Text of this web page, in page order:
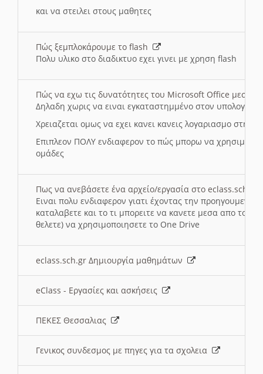
και να στειλει στους μαθητες
Πώς ξεμπλοκάρουμε το flash
Πολυ υλικο στο διαδικτυο εχει γινει με χρηση flash
Πώς να εχω τις δυνατότητες του Microsoft Office μεσω
Δηλαδη χωρις να ειναι εγκαταστημμένο στον
Χρειαζεται ομως να εχει κανει κανεις λογαριασμο στη
Επιπλεον ΠΟΛΥ ενδιαφερον το πώς μπορω να
ομάδες
Πως να ανεβάσετε ένα αρχείο/εργασία στο eclass.sch.gr
Ειναι πολυ ενδιαφερον γιατι έχοντας την
καταλαβετε και το τι μπορειτε να κανετε μεσα απο το
θελετε) να χρησιμοποιησετε το One Drive
eclass.sch.gr Δημιουργία μαθημάτων
eClass - Εργασίες και ασκήσεις
ΠΕΚΕΣ Θεσσαλιας
Γενικος συνδεσμος με πηγες για τα σχολεια